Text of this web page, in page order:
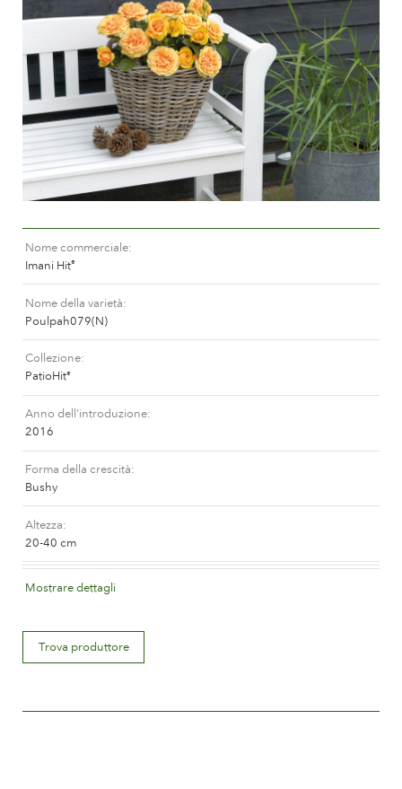
Nuovi collezioni
Dovè comprare la pianta
CURATURA
Curatura delle Rose da esterno
Curatura delle Rose da interno
Curatura delle Clematis da esterno
Curatura "Towne & Country"
La storia di Poulsen Roser A/S
Curatura delle Rose da interno
Curatura delle Clematis da esterno
Curatura delle Clematis da interno
Curatura "Towne & Country"
TROVA LA PIANTA
STORIA
La storia di Poulsen Roser A/S
Nome commerciale
Imani Hit®
Nome della varietà
Poulpah079(N)
Collezione
PatioHit®
Anno dell'introduzione
2016
Forma della crescità
Bushy
Altezza
20-40 cm
Colore del fiore
Apricot blend (with tones of other hues)
Descrizione del fiore
Double
Between 8 and 10 cm.
Mostrare dettagli
Trova produttore